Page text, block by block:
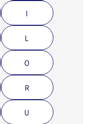
I
L
O
R
U